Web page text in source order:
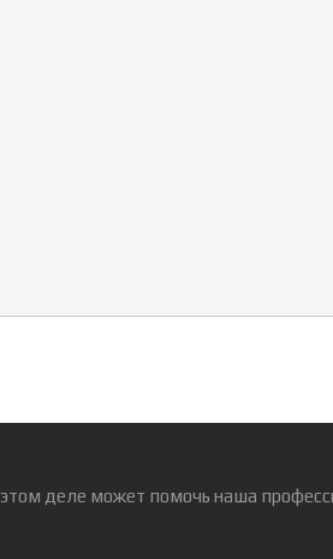
деле может помочь наша